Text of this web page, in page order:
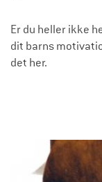
Er du heller ikke
dit barns
det her.